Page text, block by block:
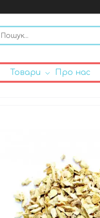
Товари Про нас